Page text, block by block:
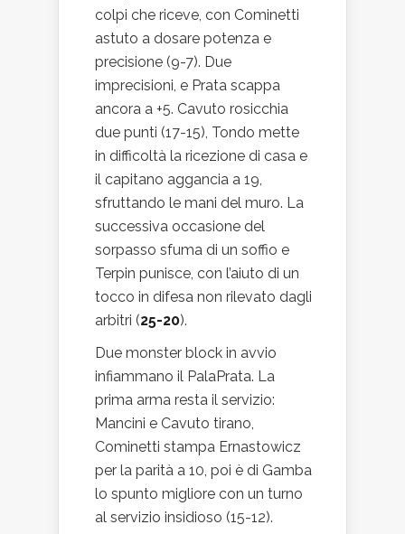
colpi che riceve, con Cominetti
astuto a dosare potenza e
precisione (9-7). Due
imprecisioni, e Prata scappa
ancora a +5. Cavuto rosicchia
due punti (17-15), Tondo mette
in difficoltà la ricezione di casa e
il capitano aggancia a 19,
sfruttando le mani del muro. La
successiva occasione del
sorpasso sfuma di un soffio e
Terpin punisce, con l’aiuto di un
tocco in difesa non rilevato dagli
arbitri (25-20).
Due monster block in avvio
infiammano il PalaPrata. La
prima arma resta il servizio:
Mancini e Cavuto tirano,
Cominetti stampa Ernastowicz
per la parità a 10, poi è di Gamba
lo spunto migliore con un turno
al servizio insidioso (15-12).